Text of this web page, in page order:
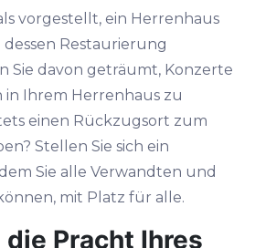
vorgestellt, ein Herrenhaus
Restaurierung
Sie davon geträumt, Konzerte
Ihrem Herrenhaus zu
einen Rückzugsort zum
Stellen Sie sich ein
Sie alle Verwandten und
mit Platz für alle.
die Pracht Ihres